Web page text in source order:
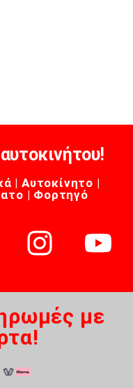
| Αυτοκίνητο |
| Φορτηγό
με